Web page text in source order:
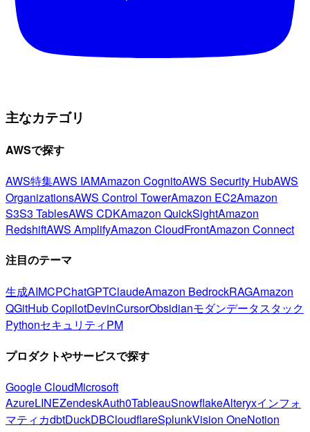
主なカテゴリ
AWSで探す
AWS特集AWS IAMAmazon CognitoAWS Security HubAWS
OrganizationsAWS Control TowerAmazon EC2Amazon
S3S3 TablesAWS CDKAmazon QuickSightAmazon
RedshiftAWS AmplifyAmazon CloudFrontAmazon Connect
注目のテーマ
生成AIMCPChatGPTClaudeAmazon BedrockRAGAmazon
QGitHub CopilotDevinCursorObsidianモダンデータスタック
PythonセキュリティPM
プロダクトやサービスで探す
Google CloudMicrosoft
AzureLINEZendeskAuth0TableauSnowflakeAlteryxインフォ
マティカdbtDuckDBCloudflareSplunkVision OneNotion